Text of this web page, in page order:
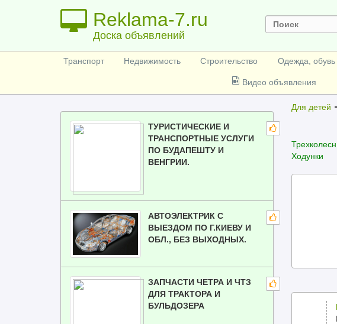
Reklama-7.ru
Доска объявлений
Транспорт Недвижимость Строительство Одежда, обувь
Видео объявления
Для детей
Ходунки
ТУРИСТИЧЕСКИЕ И
ТРАНСПОРТНЫЕ УСЛУГИ
ПО БУДАПЕШТУ И
ВЕНГРИИ.
АВТОЭЛЕКТРИК С
ВЫЕЗДОМ ПО Г.КИЕВУ И
ОБЛ., БЕЗ ВЫХОДНЫХ.
ЗАПЧАСТИ ЧЕТРА И ЧТЗ
ДЛЯ ТРАКТОРА И
БУЛЬДОЗЕРА